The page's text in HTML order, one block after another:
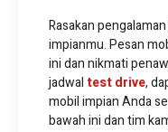
Rasakan
impianmu. Pesan
ini dan nikmati
jadwal test drive,
mobil impian Anda
bawah ini dan tim